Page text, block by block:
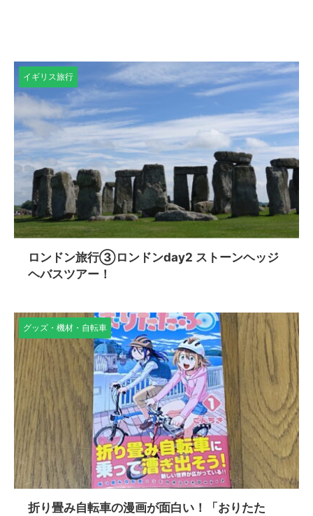
イギリス旅行
ロンドン旅行③ロンドンday2 ストーンヘッジ
ヘバスツアー！
グッズ・機材・自転車
折り畳み自転車の漫画が面白い！「おりたた